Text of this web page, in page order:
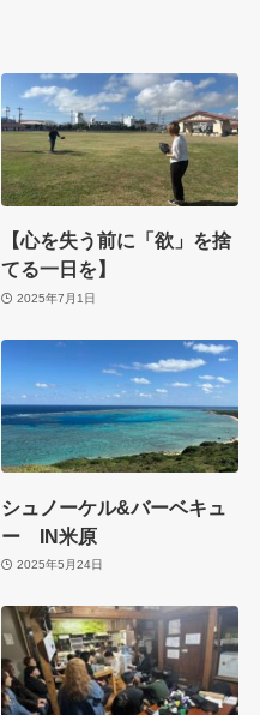
【心を失う前に「欲」を捨
てる一日を】
2025年7月1日
シュノーケル&バーベキュ
ー IN米原
2025年5月24日